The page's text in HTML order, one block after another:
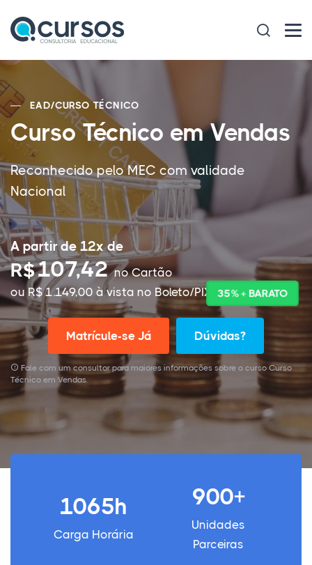
EAD/CURSO TÉCNICO
Curso Técnico em Vendas
Reconhecido pelo MEC com validade
Nacional
A partir de 12x de
R$107,42no Cartão
ou R$ 1.149,00 à vista no Boleto/PIX
35% + BARATO
Matrícule-se Já Dúvidas?
Fale com um consultor para maiores informações sobre o curso Curso
Técnico em Vendas.
1065h
Carga Horária
900+
Unidades
Parceiras